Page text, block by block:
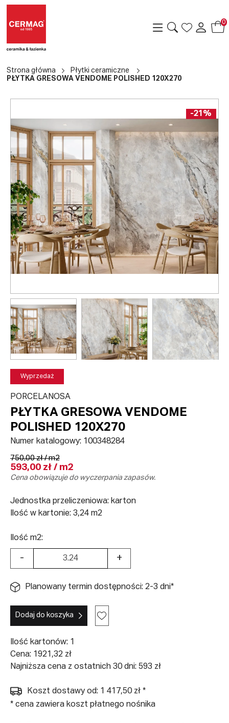
0
Strona główna
Płytki ceramiczne
PŁYTKA GRESOWA VENDOME POLISHED 120X270
Wyprzedaż
PORCELANOSA
PŁYTKA GRESOWA VENDOME
POLISHED 120X270
Numer katalogowy: 100348284
750,00 zł / m2
593,00 zł / m2
-21%
Cena obowiązuje do wyczerpania zapasów.
Jednostka przeliczeniowa: karton
Ilość w kartonie: 3,24 m2
Ilość m2:
- +
Planowany termin dostępności: 2-3 dni*
Dodaj do koszyka
Ilość kartonów: 1
Cena: 1921,32 zł
Najniższa cena z ostatnich 30 dni: 593 zł
Koszt dostawy od: 1 417,50 zł *
* cena zawiera koszt płatnego nośnika